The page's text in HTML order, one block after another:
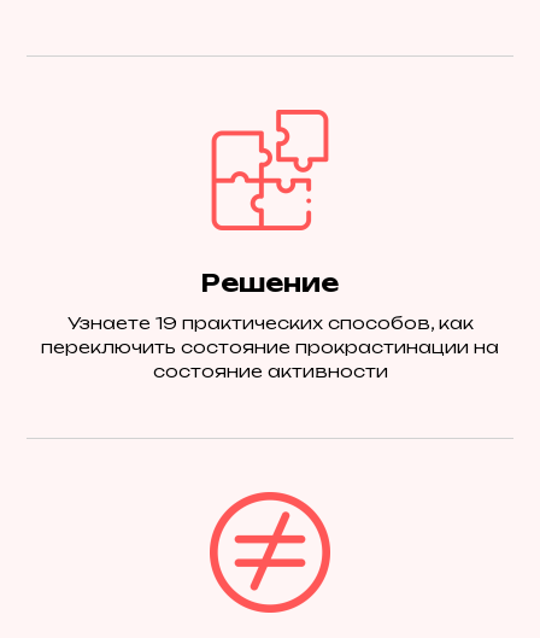
Решение
Узнаете 19 практических способов, как
переключить состояние прокрастинации на
состояние активности